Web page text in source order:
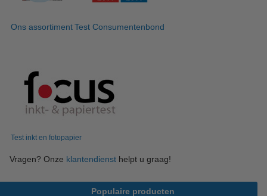
Ons assortimentTest Consumentenbond
Test inkt en fotopapier
Vragen? Onze klantendienst helpt u graag!
Populaire producten